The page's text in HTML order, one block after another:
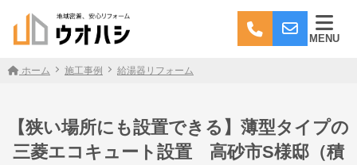
MENU
ホーム 施工事例 給湯器リフォーム
【狭い場所にも設置できる】薄型タイプの
三菱エコキュート設置 高砂市S様邸（積